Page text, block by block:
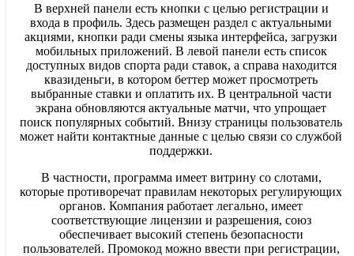
В верхней панели есть кнопки с целью регистрации и
входа в профиль. Здесь размещен раздел с актуальными
акциями, кнопки ради смены языка интерфейса, загрузки
мобильных приложений. В левой панели есть список
доступных видов спорта ради ставок, а справа находится
квазиденьги, в котором беттер может просмотреть
выбранные ставки и оплатить их. В центральной части
экрана обновляются актуальные матчи, что упрощает
поиск популярных событий. Внизу страницы пользователь
может найти контактные данные с целью связи со службой
поддержки.
В частности, программа имеет витрину со слотами,
которые противоречат правилам некоторых регулирующих
органов. Компания работает легально, имеет
соответствующие лицензии и разрешения, союз
обеспечивает высокий степень безопасности
пользователей. Промокод можно ввести при регистрации,